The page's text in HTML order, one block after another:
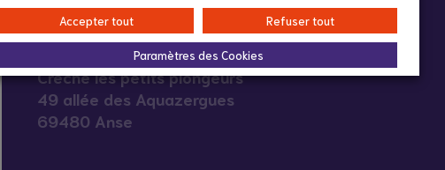
Infos pratiques :
Crèche les petits plongeurs
49 allée des Aquazergues
69480 Anse
Accepter tout Refuser tout
Paramètres des Cookies